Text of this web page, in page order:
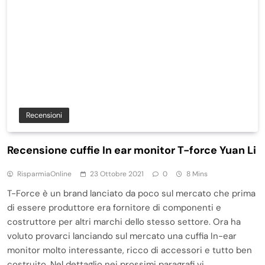
Recensioni
Recensione cuffie In ear monitor T-force Yuan Li
RisparmiaOnline 23 Ottobre 2021 0 8 Mins
T-Force è un brand lanciato da poco sul mercato che prima
di essere produttore era fornitore di componenti e
costruttore per altri marchi dello stesso settore. Ora ha
voluto provarci lanciando sul mercato una cuffia In-ear
monitor molto interessante, ricco di accessori e tutto ben